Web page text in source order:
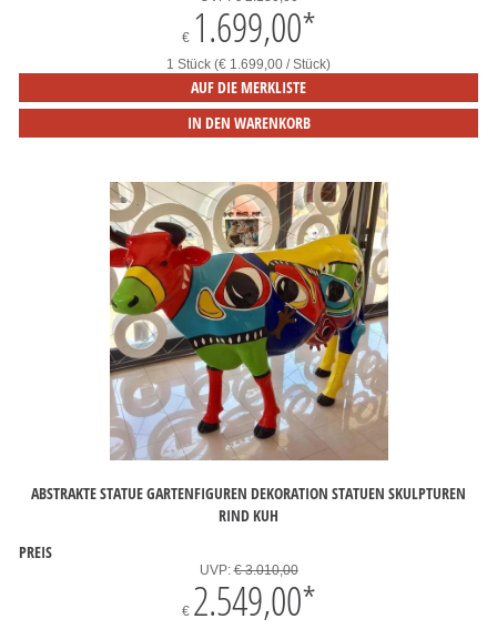
€ 1.699,00*
1 Stück (€ 1.699,00 / Stück)
AUF DIE MERKLISTE
IN DEN WARENKORB
ABSTRAKTE STATUE GARTENFIGUREN DEKORATION STATUEN SKULPTUREN
RIND KUH
PREIS
UVP:€ 3.010,00
€ 2.549,00*